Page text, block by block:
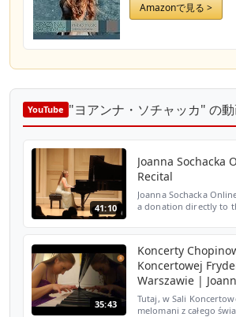
Amazonで見る >
YouTube "ヨアンナ・ソチャッカ" の
41:10
Joanna Sochacka
Recital
Joanna Sochacka
a donation directly to
35:43
Koncerty
Koncertowej
Warszawie |
Chopin Concerts
Tutaj, w Sali
melomani z całego